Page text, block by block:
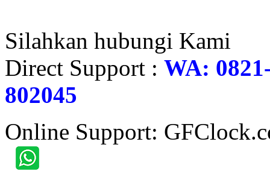
Silahkan hubungi Kami
Direct Support : WA:
802045
Online Support: